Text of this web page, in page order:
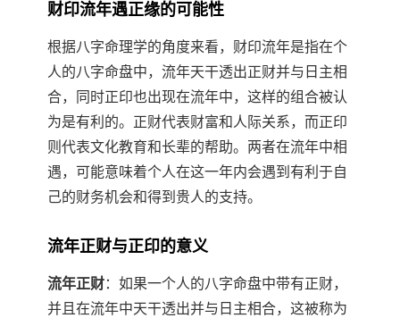
财印流年遇正缘的可能性
根据八字命理学的角度来看，财印流年是指在个
人的八字命盘中，流年天干透出正财并与日主相
合，同时正印也出现在流年中，这样的组合被认
为是有利的。正财代表财富和人际关系，而正印
则代表文化教育和长辈的帮助。两者在流年中相
遇，可能意味着个人在这一年内会遇到有利于自
己的财务机会和得到贵人的支持。
流年正财与正印的意义
流年正财：如果一个人的八字命盘中带有正财，
并且在流年中天干透出并与日主相合，这被称为